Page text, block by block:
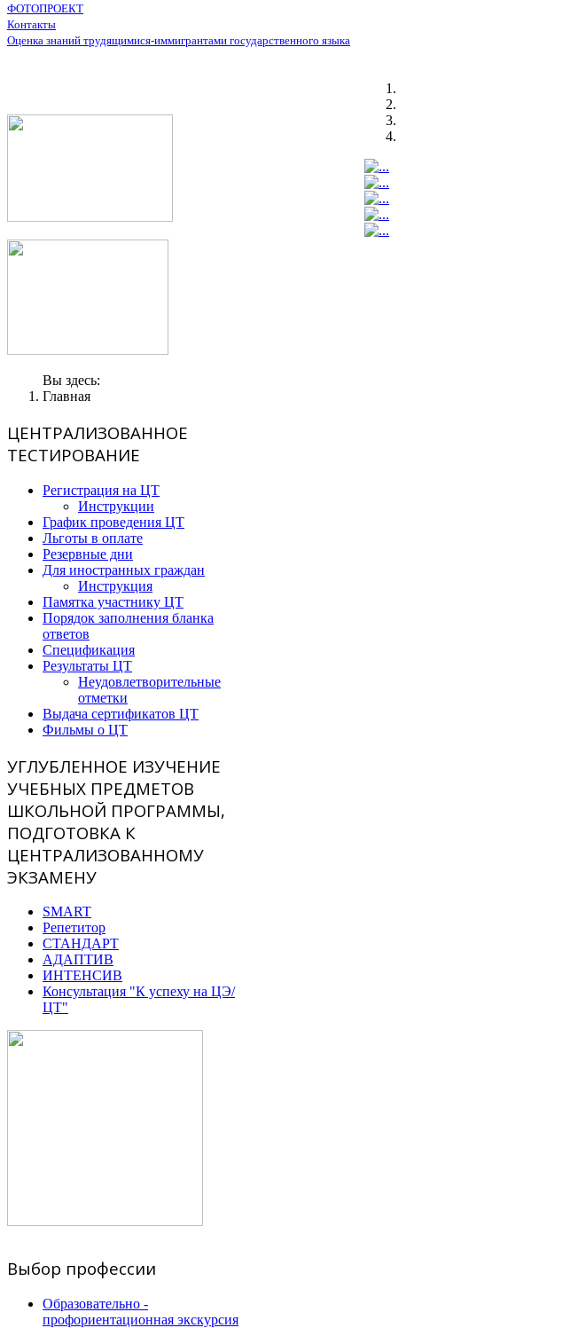
ФОТОПРОЕКТ
Контакты
Оценка знаний трудящимися-иммигрантами государственного языка
Вы здесь:
Главная
ЦЕНТРАЛИЗОВАННОЕ
ТЕСТИРОВАНИЕ
Регистрация на ЦТ
Инструкции
График проведения ЦТ
Льготы в оплате
Резервные дни
Для иностранных граждан
Инструкция
Памятка участнику ЦТ
Порядок заполнения бланка
ответов
Спецификация
Результаты ЦТ
Неудовлетворительные
отметки
Выдача сертификатов ЦТ
Фильмы о ЦТ
УГЛУБЛЕННОЕ ИЗУЧЕНИЕ
УЧЕБНЫХ ПРЕДМЕТОВ
ШКОЛЬНОЙ ПРОГРАММЫ,
ПОДГОТОВКА К
ЦЕНТРАЛИЗОВАННОМУ
ЭКЗАМЕНУ
SMART
Репетитор
СТАНДАРТ
АДАПТИВ
ИНТЕНСИВ
Консультация "К успеху на ЦЭ/
ЦТ"
Выбор профессии
Образовательно -
профориентационная экскурсия